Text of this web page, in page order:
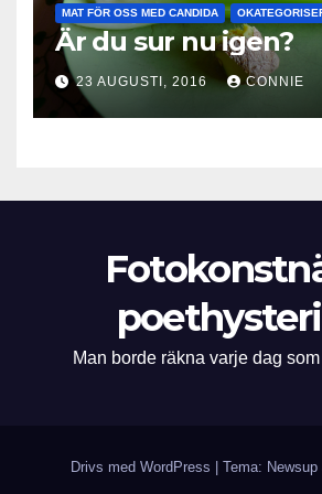
MAT FÖR OSS MED CANDIDA
Är du sur nu igen?
23 AUGUSTI, 2016 CONNIE
Man borde räkna varje dag
Drivs med WordPress Tema: Newsup